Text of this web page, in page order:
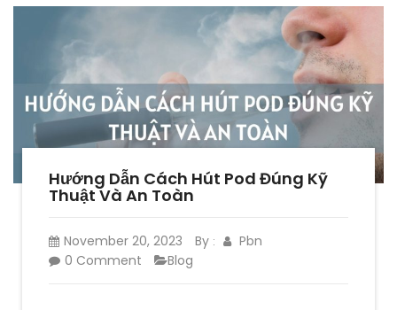
Hướng Dẫn Cách Hút Pod Đúng Kỹ
Thuật Và An Toàn
November 20, 2023 By :
Pbn
0 Comment
Blog